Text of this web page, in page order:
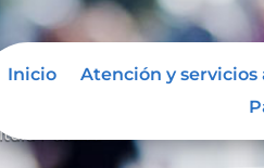
Inicio Atención y servicios
Pública